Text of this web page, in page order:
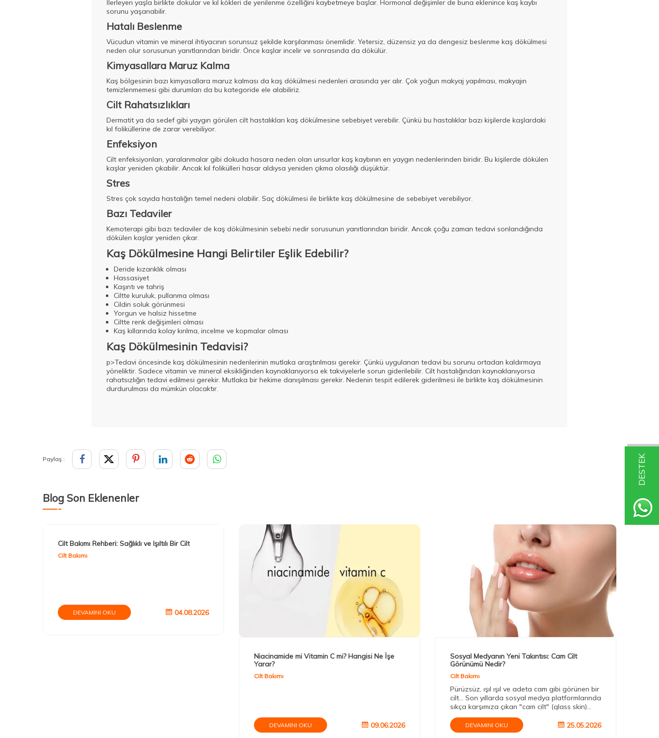
DESTEK
İlerleyen yaşla birlikte dokular ve kıl kökleri de yenilenme özelliğini kaybetmeye başlar. Hormonal değişimler de buna eklenince kaş kaybı
sorunu yaşanabilir.
Hatalı Beslenme
Vücudun vitamin ve mineral ihtiyacının sorunsuz şekilde karşılanması önemlidir. Yetersiz, düzensiz ya da dengesiz beslenme kaş dökülmesi
neden olur sorusunun yanıtlarından biridir. Önce kaşlar incelir ve sonrasında da dökülür.
Kimyasallara Maruz Kalma
Kaş bölgesinin bazı kimyasallara maruz kalması da kaş dökülmesi nedenleri arasında yer alır. Çok yoğun makyaj yapılması, makyajın
temizlenmemesi gibi durumları da bu kategoride ele alabiliriz.
Cilt Rahatsızlıkları
Dermatit ya da sedef gibi yaygın görülen cilt hastalıkları kaş dökülmesine sebebiyet verebilir. Çünkü bu hastalıklar bazı kişilerde kaşlardaki
kıl foliküllerine de zarar verebiliyor.
Enfeksiyon
Cilt enfeksiyonları, yaralanmalar gibi dokuda hasara neden olan unsurlar kaş kaybının en yaygın nedenlerinden biridir. Bu kişilerde dökülen
kaşlar yeniden çıkabilir. Ancak kıl folikülleri hasar aldıysa yeniden çıkma olasılığı düşüktür.
Stres
Stres çok sayıda hastalığın temel nedeni olabilir. Saç dökülmesi ile birlikte kaş dökülmesine de sebebiyet verebiliyor.
Bazı Tedaviler
Kemoterapi gibi bazı tedaviler de kaş dökülmesinin sebebi nedir sorusunun yanıtlarından biridir. Ancak çoğu zaman tedavi sonlandığında
dökülen kaşlar yeniden çıkar.
Kaş Dökülmesine Hangi Belirtiler Eşlik Edebilir?
Deride kızarıklık olması
Hassasiyet
Kaşıntı ve tahriş
Ciltte kuruluk, pullanma olması
Cildin soluk görünmesi
Yorgun ve halsiz hissetme
Ciltte renk değişimleri olması
Kaş kıllarında kolay kırılma, incelme ve kopmalar olması
Kaş Dökülmesinin Tedavisi?
p>Tedavi öncesinde kaş dökülmesinin nedenlerinin mutlaka araştırılması gerekir. Çünkü uygulanan tedavi bu sorunu ortadan kaldırmaya
yöneliktir. Sadece vitamin ve mineral eksikliğinden kaynaklanıyorsa ek takviyelerle sorun giderilebilir. Cilt hastalığından kaynaklanıyorsa
rahatsızlığın tedavi edilmesi gerekir. Mutlaka bir hekime danışılması gerekir. Nedenin tespit edilerek giderilmesi ile birlikte kaş dökülmesinin
durdurulması da mümkün olacaktır.
Paylaş :
Blog Son Eklenenler
Cilt Bakımı Rehberi: Sağlıklı ve Işıltılı Bir Cilt
Cilt Bakımı
DEVAMINI OKU 04.08.2026
Niacinamide mi Vitamin C mi? Hangisi Ne İşe
Yarar?
Cilt Bakımı
DEVAMINI OKU 09.06.2026
Sosyal Medyanın Yeni Takıntısı: Cam Cilt
Görünümü Nedir?
Cilt Bakımı
Pürüzsüz, ışıl ışıl ve adeta cam gibi görünen bir
cilt... Son yıllarda sosyal medya platformlarında
sıkça karşımıza çıkan "cam cilt" (glass skin)
trendi, milyonlarca kişinin güzellik rutinini
değiştirdi. Peki gerçekten herkes cam cilt
görünümüne ulaşabilir mi, yoksa bu akım dijital
DEVAMINI OKU 25.05.2026